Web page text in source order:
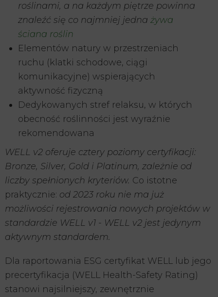
roślinami, a na każdym piętrze powinna
znaleźć się co najmniej jedna żywa
ściana roślin
Elementów natury w przestrzeniach
ruchu (klatki schodowe, ciągi
komunikacyjne) wspierających
aktywność fizyczną
Dedykowanych stref relaksu, w których
obecność roślinności jest wyraźnie
rekomendowana
WELL v2 oferuje cztery poziomy certyfikacji:
Bronze, Silver, Gold i Platinum, zależnie od
liczby spełnionych kryteriów. Co istotne
praktycznie: od 2023 roku nie ma już
możliwości rejestrowania nowych projektów w
standardzie WELL v1 - WELL v2 jest jedynym
aktywnym standardem.
Dla raportowania ESG certyfikat WELL lub jego
precertyfikacja (WELL Health-Safety Rating)
stanowi najsilniejszy, zewnętrznie